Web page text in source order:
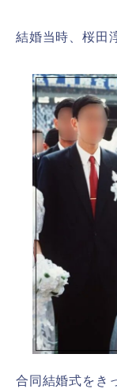
結婚当時、桜田
合同結婚式をき